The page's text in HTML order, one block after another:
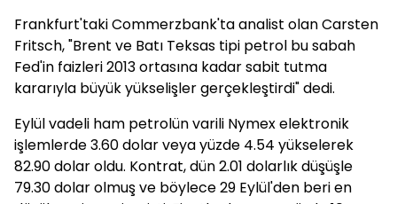
Frankfurt'taki Commerzbank'ta analist olan Carsten
Fritsch, "Brent ve Batı Teksas tipi petrol bu sabah
Fed'in faizleri 2013 ortasına kadar sabit tutma
kararıyla büyük yükselişler gerçekleştirdi" dedi.
Eylül vadeli ham petrolün varili Nymex elektronik
işlemlerde 3.60 dolar veya yüzde 4.54 yükselerek
82.90 dolar oldu. Kontrat, dün 2.01 dolarlık düşüşle
79.30 dolar olmuş ve böylece 29 Eylül'den beri en